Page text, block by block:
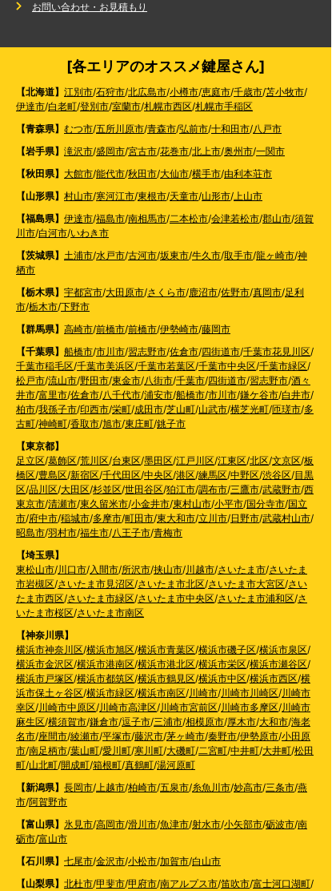
お問い合わせ・お見積もり
[各エリアのオススメ鍵屋さん]
【北海道】 江別市/石狩市/北広島市/小樽市/恵庭市/千歳市/苫小牧市/
伊達市/白老町/登別市/室蘭市/札幌市西区/札幌市手稲区
【青森県】 むつ市/五所川原市/青森市/弘前市/十和田市/八戸市
【岩手県】 滝沢市/盛岡市/宮古市/花巻市/北上市/奥州市/一関市
【秋田県】 大館市/能代市/秋田市/大仙市/横手市/由利本荘市
【山形県】 村山市/寒河江市/東根市/天童市/山形市/上山市
【福島県】 伊達市/福島市/南相馬市/二本松市/会津若松市/郡山市/須賀
川市/白河市/いわき市
【茨城県】 土浦市/水戸市/古河市/坂東市/牛久市/取手市/龍ヶ崎市/神
栖市
【栃木県】 宇都宮市/大田原市/さくら市/鹿沼市/佐野市/真岡市/足利
市/栃木市/下野市
【群馬県】 高崎市/前橋市/前橋市/伊勢崎市/藤岡市
【千葉県】 船橋市/市川市/習志野市/佐倉市/四街道市/千葉市花見川区/
千葉市稲毛区/千葉市美浜区/千葉市若葉区/千葉市中央区/千葉市緑区/
松戸市/流山市/野田市/東金市/八街市/千葉市/四街道市/習志野市/酒々
井市/富里市/佐倉市/八千代市/浦安市/船橋市/市川市/鎌ケ谷市/白井市/
柏市/我孫子市/印西市/栄町/成田市/芝山町/山武市/横芝光町/匝瑳市/多
古町/神崎町/香取市/旭市/東庄町/銚子市
【東京都】
足立区/葛飾区/荒川区/台東区/墨田区/江戸川区/江東区/北区/文京区/板
橋区/豊島区/新宿区/千代田区/中央区/港区/練馬区/中野区/渋谷区/目黒
区/品川区/大田区/杉並区/世田谷区/狛江市/調布市/三鷹市/武蔵野市/西
東京市/清瀬市/東久留米市/小金井市/東村山市/小平市/国分寺市/国立
市/府中市/稲城市/多摩市/町田市/東大和市/立川市/日野市/武蔵村山市/
昭島市/羽村市/福生市/八王子市/青梅市
【埼玉県】
東松山市/川口市/入間市/所沢市/挟山市/川越市/さいたま市/さいたま
市岩槻区/さいたま市見沼区/さいたま市北区/さいたま市大宮区/さい
たま市西区/さいたま市緑区/さいたま市中央区/さいたま市浦和区/さ
いたま市桜区/さいたま市南区
【神奈川県】
横浜市神奈川区/横浜市旭区/横浜市青葉区/横浜市磯子区/横浜市泉区/
横浜市金沢区/横浜市港南区/横浜市港北区/横浜市栄区/横浜市瀬谷区/
横浜市戸塚区/横浜市都筑区/横浜市鶴見区/横浜市中区/横浜市西区/横
浜市保土ヶ谷区/横浜市緑区/横浜市南区/川崎市/川崎市川崎区/川崎市
幸区/川崎市中原区/川崎市高津区/川崎市宮前区/川崎市多摩区/川崎市
麻生区/横須賀市/鎌倉市/逗子市/三浦市/相模原市/厚木市/大和市/海老
名市/座間市/綾瀬市/平塚市/藤沢市/茅ヶ崎市/秦野市/伊勢原市/小田原
市/南足柄市/葉山町/愛川町/寒川町/大磯町/二宮町/中井町/大井町/松田
町/山北町/開成町/箱根町/真鶴町/湯河原町
【新潟県】 長岡市/上越市/柏崎市/五泉市/糸魚川市/妙高市/三条市/燕
市/阿賀野市
【富山県】 氷見市/高岡市/滑川市/魚津市/射水市/小矢部市/砺波市/南
砺市/富山市
【石川県】 七尾市/金沢市/小松市/加賀市/白山市
【山梨県】 北杜市/甲斐市/甲府市/南アルプス市/笛吹市/富士河口湖町/